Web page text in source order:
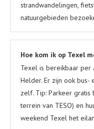
strandwandelingen,
natuurgebieden
Hoe kom ik op Texel
Texel is bereikbaar
Helder. Er zijn ook
zelf. Tip: Parkeer
terrein van TESO) en
weekend Texel het